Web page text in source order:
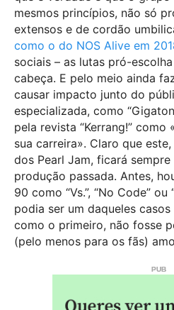
mesmos princípios, não só
extensos e de cordão
como o do NOS Alive em
sociais – as lutas pró-
cabeça. E pelo meio ainda
causar impacto junto do
especializada, como
pela revista “Kerrang!” como
sua carreira». Claro que
dos Pearl Jam, ficará
produção passada. Antes,
90 como “Vs.”, “No Code” ou
podia ser um daqueles
como o primeiro, não fosse
(pelo menos para os fãs)